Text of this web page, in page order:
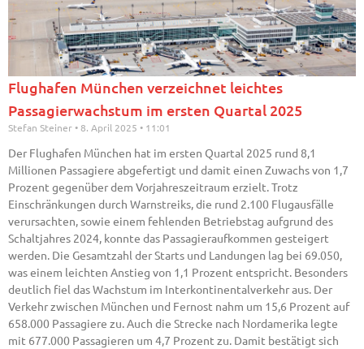
Flughafen München verzeichnet leichtes
Passagierwachstum im ersten Quartal 2025
Stefan Steiner 8. April 2025 11:01
Der Flughafen München hat im ersten Quartal 2025 rund 8,1
Millionen Passagiere abgefertigt und damit einen Zuwachs von 1,7
Prozent gegenüber dem Vorjahreszeitraum erzielt. Trotz
Einschränkungen durch Warnstreiks, die rund 2.100 Flugausfälle
verursachten, sowie einem fehlenden Betriebstag aufgrund des
Schaltjahres 2024, konnte das Passagieraufkommen gesteigert
werden. Die Gesamtzahl der Starts und Landungen lag bei 69.050,
was einem leichten Anstieg von 1,1 Prozent entspricht. Besonders
deutlich fiel das Wachstum im Interkontinentalverkehr aus. Der
Verkehr zwischen München und Fernost nahm um 15,6 Prozent auf
658.000 Passagiere zu. Auch die Strecke nach Nordamerika legte
mit 677.000 Passagieren um 4,7 Prozent zu. Damit bestätigt sich